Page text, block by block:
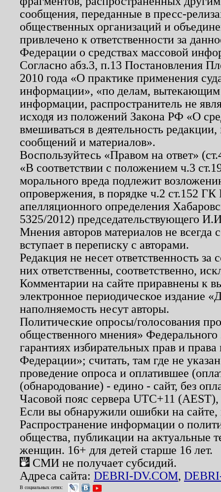
сообщения, переданные в пресс-
общественных организаций и
привлечено к ответственности за
Федерации о средствах массовой
Согласно абз.3, п.13 Постановления
2010 года «О практике применения
информации», «по делам, вытекающим
информации, распространитель не
исходя из положений Закона РФ «О
вмешиваться в деятельность
сообщений и материалов».
Воспользуйтесь «Правом на ответ»
«В соответствии с положением ч.3
морального вреда подлежит
опровержения, в порядке ч.2 ст.152
апелляционного определения
5325/2012) председательствующего
Мнения авторов материалов не
вступает в переписку с авторами.
Редакция не несет ответственность
них ответственны, соответственно,
Комментарии на сайте приравнены к
электронное периодическое издание
наполняемость несут авторы.
Политические опросы/голосования
общественного мнения»
гарантиях избирательных прав и
Федерации»; считать, там где не
проведение опроса и оплатившее
(обнародование) - едино - сайт, без
Часовой пояс сервера UTC+11
Если вы обнаружили ошибки на
Распространение информации о
общества, публикации на актуальные
женщин. 16+ для детей старше 16 лет.
СМИ не получает субсидий.
Адреса сайта: DEBRI-DV.COM,
В социальных сетях: